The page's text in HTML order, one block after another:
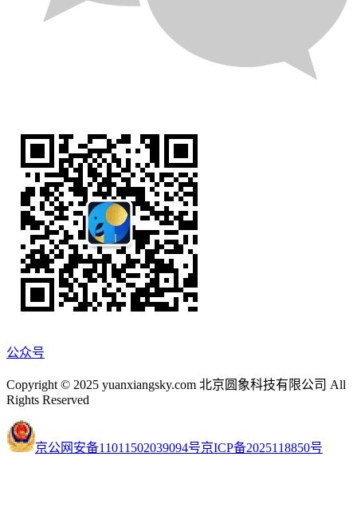
公众号
Copyright © 2025 yuanxiangsky.com 北京圆象科技有限公司 All
Rights Reserved
京公网安备11011502039094号京ICP备2025118850号